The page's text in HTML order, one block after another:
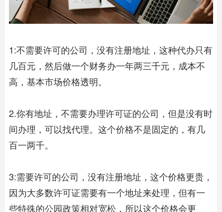
1:不需要许可的公司，没有注册地址，这种代办只有
几百元，然后做一个财务办一年两三千元，成本不
高，基本市场价格透明。
2.你有地址，不需要办理许可证的公司，但是没有时
间办理，可以找代理。这个价格不是固定的，有几
百一两千。
3:需要许可的公司，没有注册地址，这个价格更贵，
因为大多数许可证需要有一个地址来处理，但有一
些特殊的公园政策相对宽松，所以这个价格会更